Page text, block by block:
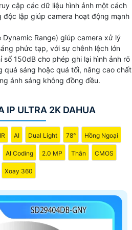
điều kiện ánh sáng không
IP 2K Dahua phù hợp để tăng
cho không gian của bạn.
cập các dữ liệu hình ảnh một cách
độc lập giúp camera hoạt động mạnh
Dynamic Range) giúp camera xử lý
phức tạp, với sự chênh lệch lớn
150dB cho phép ghi lại hình ảnh rõ
quá sáng hoặc quá tối, nâng cao chất
ánh sáng không đồng đều.
IP ULTRA 2K DAHUA
AI Dual Light 78° Hồng Ngoại
AI Coding 2.0 MP Thân CMOS
Xoay 360